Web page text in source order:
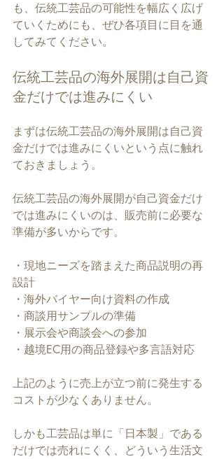
も、伝統工芸品の可能性を幅広く広げ
ていくためにも、ぜひ各項目に目を通
してみてください。
伝統工芸品の海外展開は自己資
金だけでは進みにくい
まずは伝統工芸品の海外展開は自己資
金だけでは進みにくいという点に触れ
ておきましょう。
伝統工芸品の海外展開が自己資金だけ
では進みにくいのは、販売前に必要な
準備が多いからです。
・現地ニーズを踏まえた商品説明の再
設計
・海外バイヤー向け資料の作成
・商談用サンプルの準備
・展示会や商談会への参加
・越境EC用の商品登録や多言語対応
上記のように売上が立つ前に発生する
コストが少なくありません。
しかも工芸品は単に「日本製」である
だけでは売れにくく、どういう生活文